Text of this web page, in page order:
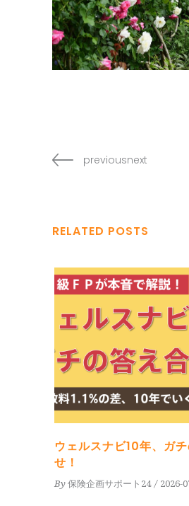
previousnext
RELATED POSTS
ウェルスナビ10年、ガ
せ！
By 保険企画サポート24 2026-